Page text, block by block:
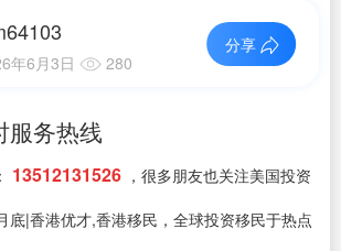
年6月3日 280
分享
服务热线
13512131526 ，很多朋友也关注美国投资
底|香港优才,香港移民，全球投资移民于热点